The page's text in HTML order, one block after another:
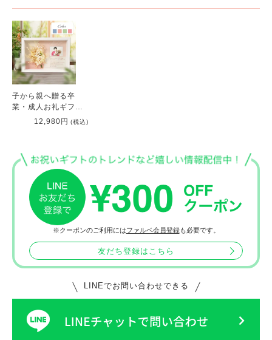
子から親へ贈る卒
業・成人お礼ギフ
ト！親にサプライズ
12,980円 (税込)
※クーポンのご利用にはファルベ会員登録も必要です。
友だち登録はこちら
LINEでお問い合わせできる